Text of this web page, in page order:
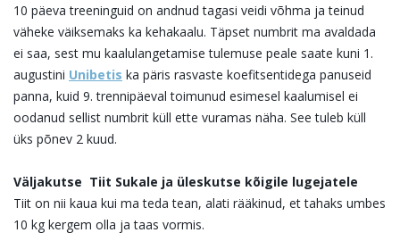
10 päeva treeninguid on andnud tagasi veidi võhma ja teinud
väheke väiksemaks ka kehakaalu. Täpset numbrit ma avaldada
ei saa, sest mu kaalulangetamise tulemuse peale saate kuni 1.
augustini Unibetis ka päris rasvaste koefitsentidega panuseid
panna, kuid 9. trennipäeval toimunud esimesel kaalumisel ei
oodanud sellist numbrit küll ette vuramas näha. See tuleb küll
üks põnev 2 kuud.
Väljakutse Tiit Sukale ja üleskutse kõigile lugejatele
Tiit on nii kaua kui ma teda tean, alati rääkinud, et tahaks umbes
10 kg kergem olla ja taas vormis.